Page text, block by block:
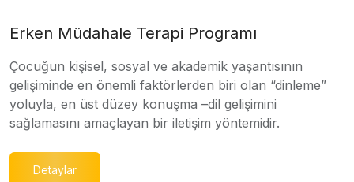
Erken Müdahale Terapi Programı
Çocuğun kişisel, sosyal ve akademik yaşantısının
gelişiminde en önemli faktörlerden biri olan “dinleme”
yoluyla, en üst düzey konuşma –dil gelişimini
sağlamasını amaçlayan bir iletişim yöntemidir.
Detaylar